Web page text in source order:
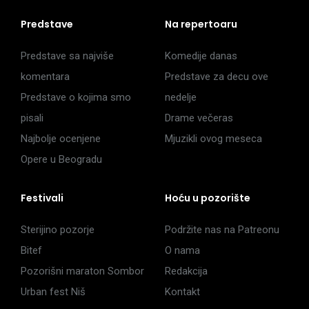
Predstave
Predstave sa najviše
komentara
Predstave o kojima smo
pisali
Najbolje ocenjene
Opere u Beogradu
Na repertoaru
Komedije danas
Predstave za decu ove
nedelje
Drame večeras
Mjuzikli ovog meseca
Festivali
Sterijino pozorje
Bitef
Pozorišni maraton Sombor
Urban fest Niš
Hoću u pozorište
Podržite nas na Patreonu
O nama
Redakcija
Kontakt